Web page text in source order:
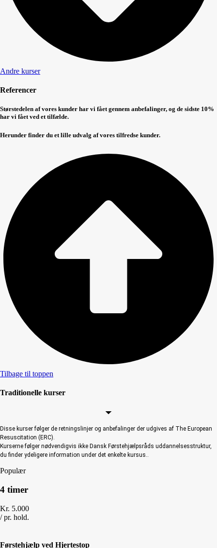
Andre kurser
Referencer
Størstedelen af vores kunder har vi fået gennem anbefalinger, og de sidste 10%
har vi fået ved et tilfælde​.
Herunder finder du et lille udvalg af vores tilfredse kunder.
Tilbage til toppen
Traditionelle kurser
Disse kurser følger de retningslinjer og anbefalinger der udgives af The European
Resuscitation (ERC).
Kurserne følger nødvendigvis ikke Dansk Førstehjælpsråds uddannelsesstruktur,
du finder ydeligere information under det enkelte kursus..
Populær
4 timer
Kr. 5.000
/pr. hold.
Førstehjælp ved Hjertestop